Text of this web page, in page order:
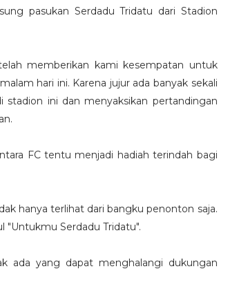
pasukan Serdadu Tridatu dari Stadion
memberikan kami kesempatan untuk
hari ini. Karena jujur ada banyak sekali
ini dan menyaksikan pertandingan
FC tentu menjadi hadiah terindah bagi
hanya terlihat dari bangku penonton saja.
"Untukmu Serdadu Tridatu".
ada yang dapat menghalangi dukungan